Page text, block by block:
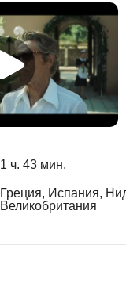
1 ч. 43 мин.
Греция, Испания,
Великобритания